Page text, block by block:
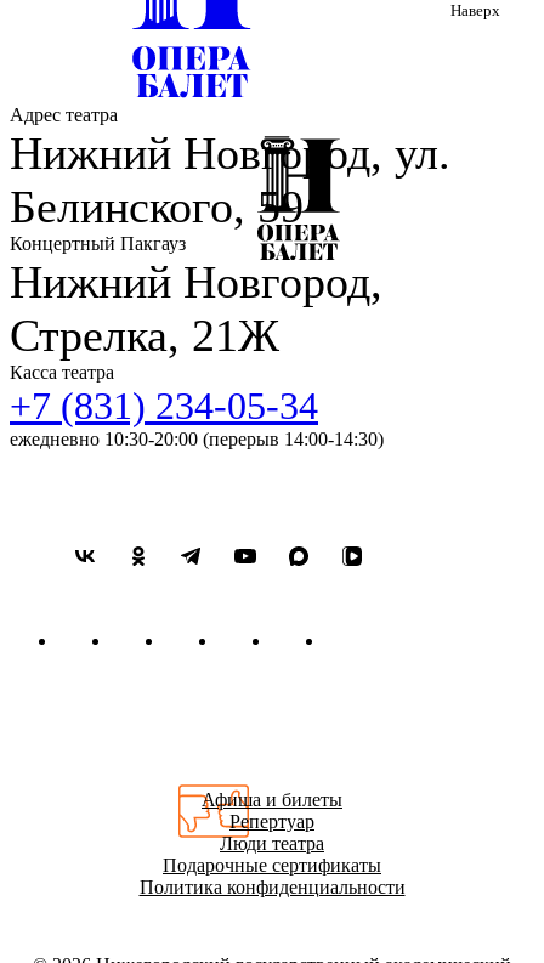
Наверх
Адрес театра
Нижний Новгород, ул.
Белинского, 59
Концертный Пакгауз
Нижний Новгород,
Стрелка, 21Ж
Касса театра
+7 (831) 234-05-34
ежедневно 10:30-20:00 (перерыв 14:00-14:30)
Афиша и билеты
Репертуар
Люди театра
Подарочные сертификаты
Политика конфиденциальности